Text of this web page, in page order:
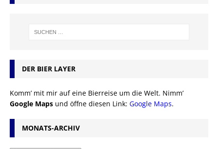
DER BIER LAYER
Komm’ mit mir auf eine Bierreise um die Welt. Nimm’
Google Maps und öffne diesen Link: Google Maps.
MONATS-ARCHIV